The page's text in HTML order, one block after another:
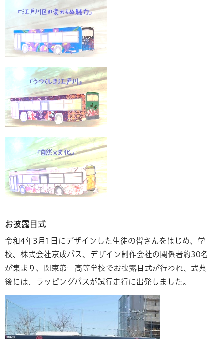
お披露目式
令和4年3月1日にデザインした生徒の皆さんをはじめ、学
校、株式会社京成バス、デザイン制作会社の関係者約30名
が集まり、関東第一高等学校でお披露目式が行われ、式典
後には、ラッピングバスが試行走行に出発しました。